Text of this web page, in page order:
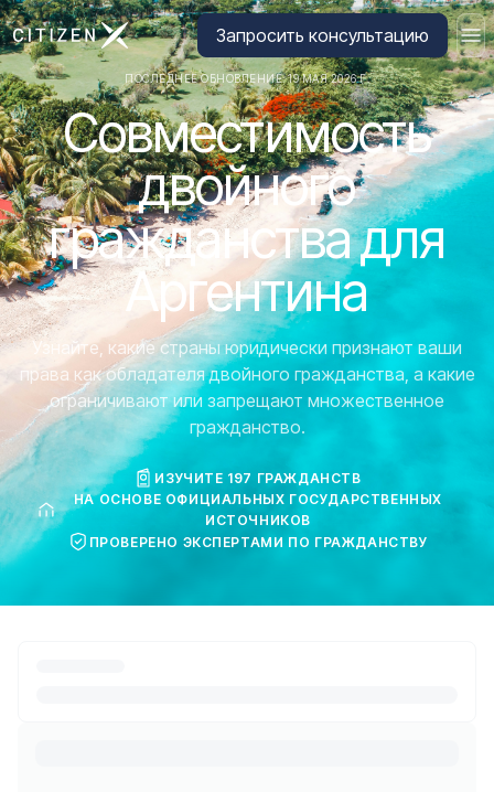
Перейти на главную страницу CitizenX
Запросить консультацию
ПОСЛЕДНЕЕ ОБНОВЛЕНИЕ: 19 МАЯ 2026 Г.
Совместимость
двойного
гражданства для
Аргентина
Узнайте, какие страны юридически признают ваши
права как обладателя двойного гражданства, а какие
ограничивают или запрещают множественное
гражданство.
ИЗУЧИТЕ 197 ГРАЖДАНСТВ
НА ОСНОВЕ ОФИЦИАЛЬНЫХ ГОСУДАРСТВЕННЫХ
ИСТОЧНИКОВ
ПРОВЕРЕНО ЭКСПЕРТАМИ ПО ГРАЖДАНСТВУ